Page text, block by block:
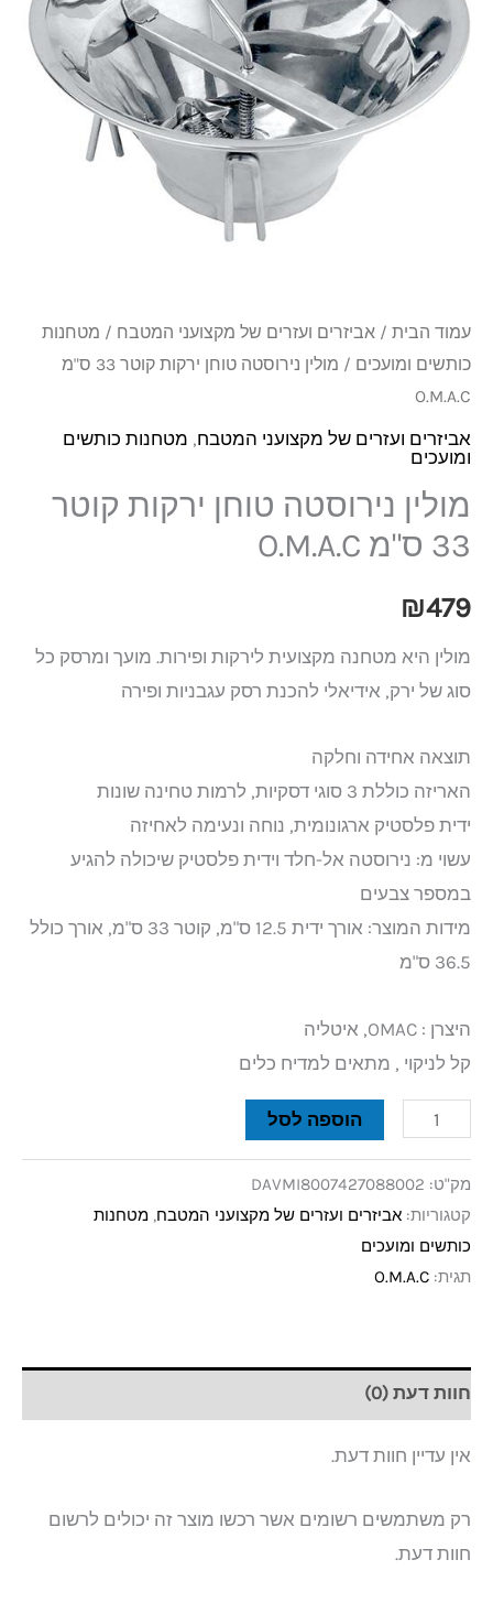
עמוד הבית / אביזרים ועזרים של מקצועני המטבח / מטחנות
כותשים ומועכים
/ מולין נירוסטה טוחן ירקות קוטר 33 ס"מ
O.M.A.C
אביזרים ועזרים של מקצועני המטבח, מטחנות כותשים
ומועכים
מולין נירוסטה טוחן ירקות קוטר
33 ס"מ O.M.A.C
₪479
מולין היא מטחנה מקצועית לירקות ופירות. מועך ומרסק כל
סוג של ירק, אידיאלי להכנת רסק עגבניות ופירה
תוצאה אחידה וחלקה
האריזה כוללת 3 סוגי דסקיות, לרמות טחינה שונות
ידית פלסטיק ארגונומית, נוחה ונעימה לאחיזה
עשוי מ: נירוסטה אל-חלד וידית פלסטיק שיכולה להגיע
במספר צבעים
מידות המוצר: אורך ידית 12.5 ס"מ, קוטר 33 ס"מ, אורך כולל
36.5 ס"מ
היצרן : OMAC, איטליה
קל לניקוי , מתאים למדיח כלים
ירקות
קוטר
33
הוספה לסל
מק"ט: DAVMI8007427088002
קטגוריות: אביזרים ועזרים של מקצועני המטבח, מטחנות
כותשים ומועכים
תגית: O.M.A.C
חוות דעת (0)
אין עדיין חוות דעת.
רק משתמשים רשומים אשר רכשו מוצר זה יכולים לרשום
חוות דעת.